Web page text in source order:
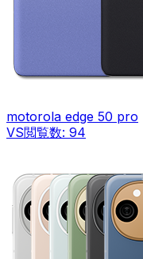
motorola edge 50 pro
VS閲覧数: 94